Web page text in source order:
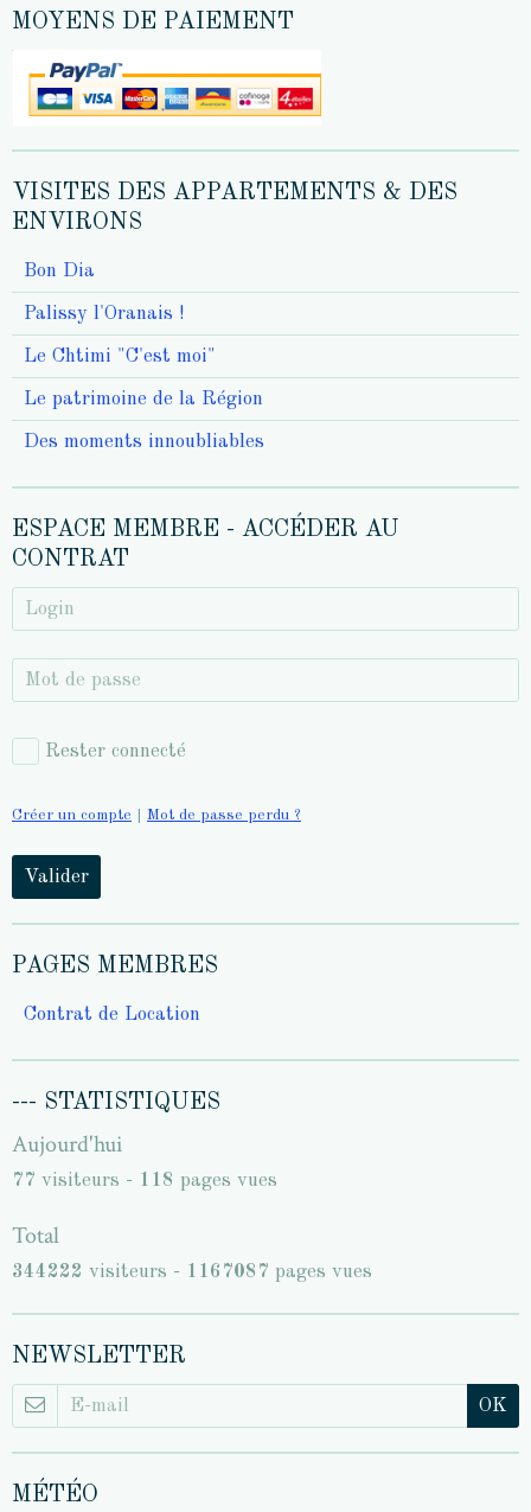
MOYENS DE PAIEMENT
VISITES DES APPARTEMENTS & DES
ENVIRONS
Bon Dia
Palissy l'Oranais !
Le Chtimi "C'est moi"
Le patrimoine de la Région
Des moments innoubliables
ESPACE MEMBRE - ACCÉDER AU
CONTRAT
Rester connecté
Créer un compte Mot de passe perdu ?
Valider
PAGES MEMBRES
Contrat de Location
--- STATISTIQUES
Aujourd'hui
77 visiteurs - 118 pages vues
Total
344222 visiteurs - 1167087 pages vues
NEWSLETTER
OK
MÉTÉO